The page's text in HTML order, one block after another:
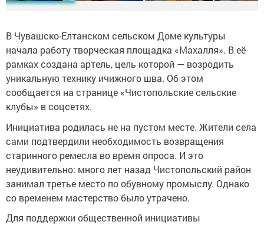
В Чувашско-Елтанском сельском Доме культуры
начала работу творческая площадка «Махалля». В её
рамках создана артель, цель которой — возродить
уникальную технику ичижного шва. Об этом
сообщается на странице «Чистопольские сельские
клубы» в соцсетях.
Инициатива родилась не на пустом месте. Жители села
сами подтвердили необходимость возвращения
старинного ремесла во время опроса. И это
неудивительно: много лет назад Чистопольский район
занимал третье место по обувному промыслу. Однако
со временем мастерство было утрачено.
Для поддержки общественной инициативы